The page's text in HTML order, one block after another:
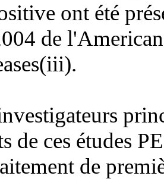
ont été
de
de ces études
de